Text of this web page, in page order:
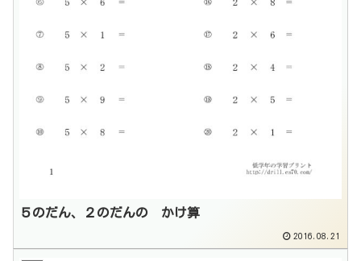
５のだん、２のだんの かけ算
2016.08.21